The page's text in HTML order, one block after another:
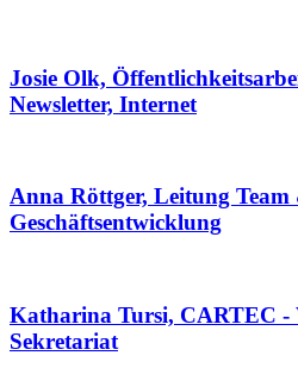
Josie Olk,
Newsletter, Internet
Anna Röttger, Leitung Team
Geschäftsentwicklung
Katharina Tursi, CARTEC -
Sekretariat